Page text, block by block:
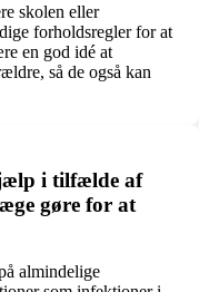
skolen eller
forholdsregler for at
en god idé at
så de også kan
i tilfælde af
gøre for at
almindelige